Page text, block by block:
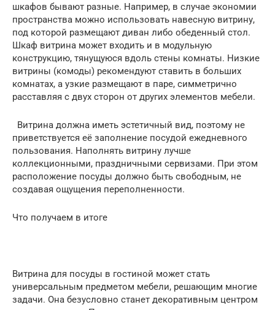
шкафов бывают разные. Например, в случае экономии
пространства можно использовать навесную витрину,
под которой размещают диван либо обеденный стол.
Шкаф витрина может входить и в модульную
конструкцию, тянущуюся вдоль стены комнаты. Низкие
витрины (комоды) рекомендуют ставить в больших
комнатах, а узкие размещают в паре, симметрично
расставляя с двух сторон от других элементов мебели.
Витрина должна иметь эстетичный вид, поэтому не
приветствуется её заполнение посудой ежедневного
пользования. Наполнять витрину лучше
коллекционными, праздничными сервизами. При этом
расположение посуды должно быть свободным, не
создавая ощущения переполненности.
Что получаем в итоге
Витрина для посуды в гостиной может стать
универсальным предметом мебели, решающим многие
задачи. Она безусловно станет декоративным центром